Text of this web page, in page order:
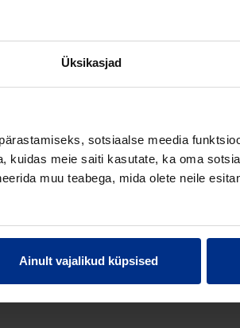
Üksikasjad
sotsiaalse meedia
kuidas meie saiti kasutate, ka oma
muu teabega, mida olete neile
Ainult vajalikud küpsised